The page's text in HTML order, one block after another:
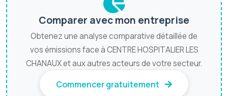
Comparer avec mon entreprise
Obtenez une analyse comparative détaillée de
vos émissions face à CENTRE HOSPITALIER LES
CHANAUX et aux autres acteurs de votre secteur.
Commencer gratuitement